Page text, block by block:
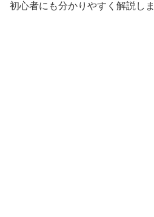
初心者にも分かりやすく解説しま